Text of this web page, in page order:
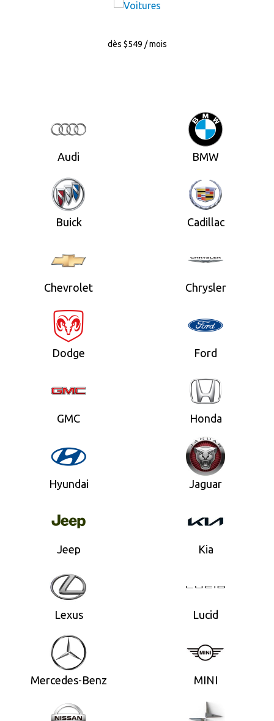
dès $549 / mois
Audi BMW
Buick Cadillac
Chevrolet Chrysler
Dodge Ford
GMC Honda
Hyundai Jaguar
Jeep Kia
Lexus Lucid
Mercedes-Benz MINI